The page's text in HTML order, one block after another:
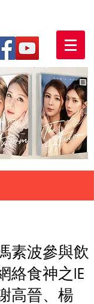
素波參與飲
絡食神之IE
高晉、楊